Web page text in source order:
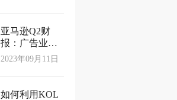
亚马逊Q2财
报：广告业务
同比增长
2023年09月11日
如何利用KOL